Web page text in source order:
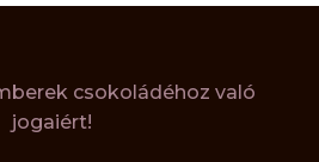
csokoládéhoz való
jogaiért!